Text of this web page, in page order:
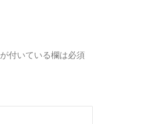
が付いている欄は必須